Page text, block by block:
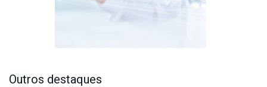
Outros destaques